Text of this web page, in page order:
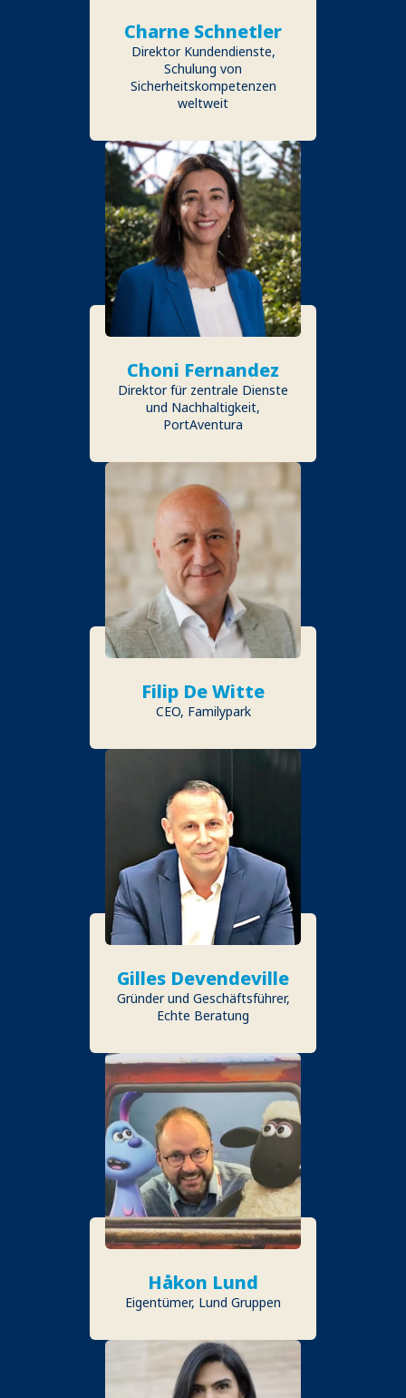
Charne Schnetler
Direktor Kundendienste,
Schulung von
Sicherheitskompetenzen
weltweit
Choni Fernandez
Direktor für zentrale Dienste
und Nachhaltigkeit,
PortAventura
Filip De Witte
CEO, Familypark
Gilles Devendeville
Gründer und Geschäftsführer,
Echte Beratung
Håkon Lund
Eigentümer, Lund Gruppen